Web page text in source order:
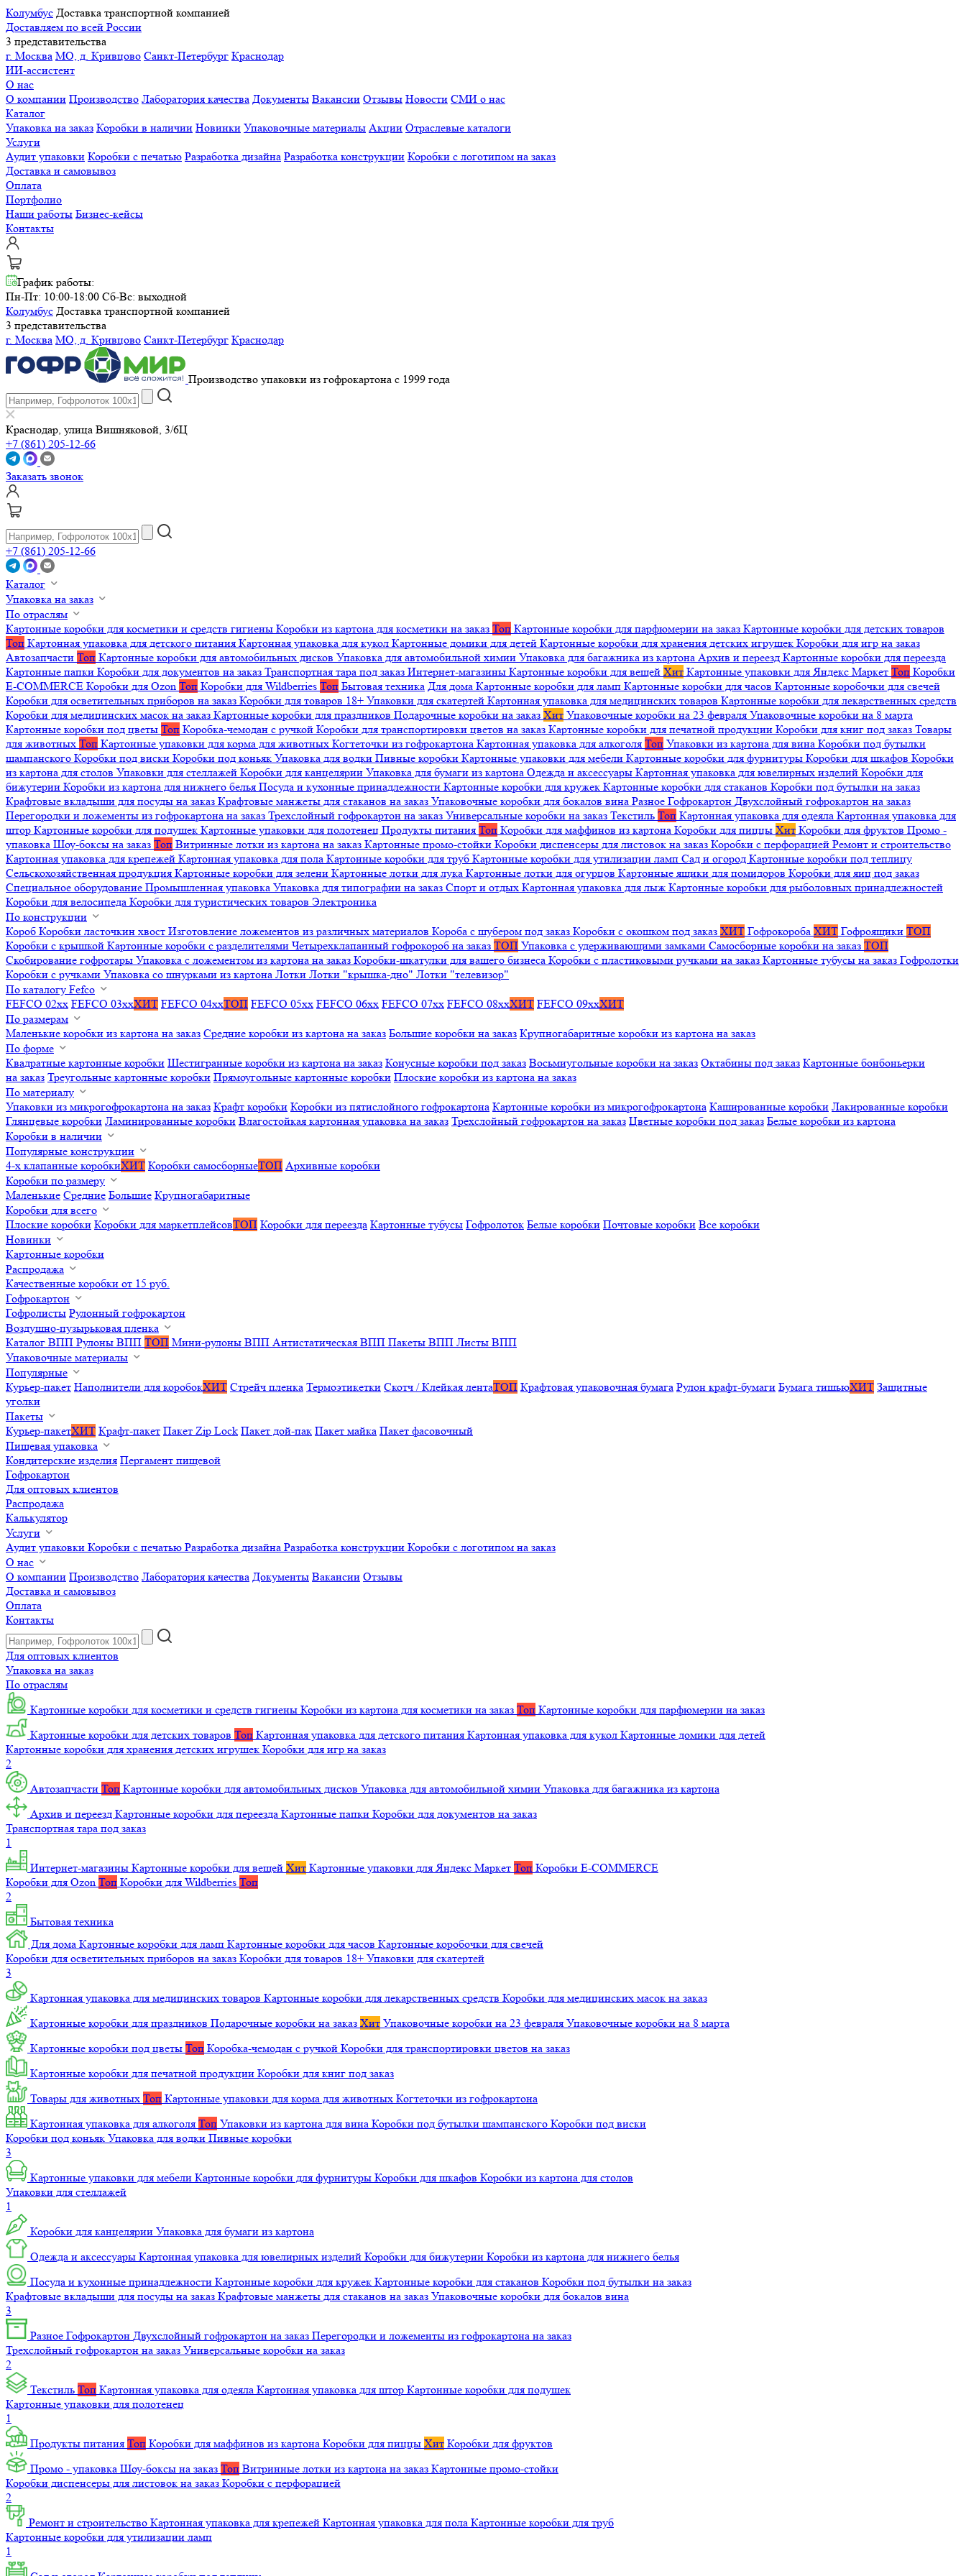
Колумбус Доставка транспортной компанией
Доставляем по всей России
3 представительства
г. Москва МО, д. Кривцово Санкт-Петербург Краснодар
ИИ-ассистент
О нас
О компании Производство Лаборатория качества Документы Вакансии Отзывы Новости СМИ о нас
Каталог
Упаковка на заказ Коробки в наличии Новинки Упаковочные материалы Акции Отраслевые каталоги
Услуги
Аудит упаковки Коробки с печатью Разработка дизайна Разработка конструкции Коробки с логотипом на заказ
Доставка и самовывоз
Оплата
Портфолио
Наши работы Бизнес-кейсы
Контакты
График работы:
Пн-Пт: 10:00-18:00 Сб-Вс: выходной
Колумбус Доставка транспортной компанией
3 представительства
г. Москва МО, д. Кривцово Санкт-Петербург Краснодар
Производство упаковки из гофрокартона с 1999 года
Краснодар, улица Вишняковой, 3/6Ц
+7 (861) 205-12-66
Заказать звонок
+7 (861) 205-12-66
Каталог
Упаковка на заказ
По отраслям
Картонные коробки для косметики и средств гигиены Коробки из картона для косметики на заказ Топ Картонные коробки для парфюмерии на заказ Картонные коробки для детских товаров
Топ Картонная упаковка для детского питания Картонная упаковка для кукол Картонные домики для детей Картонные коробки для хранения детских игрушек Коробки для игр на заказ
Автозапчасти Топ Картонные коробки для автомобильных дисков Упаковка для автомобильной химии Упаковка для багажника из картона Архив и переезд Картонные коробки для переезда
Картонные папки Коробки для документов на заказ Транспортная тара под заказ Интернет-магазины Картонные коробки для вещей Хит Картонные упаковки для Яндекс Маркет Топ Коробки
E-COMMERCE Коробки для Ozon Топ Коробки для Wildberries Топ Бытовая техника Для дома Картонные коробки для ламп Картонные коробки для часов Картонные коробочки для свечей
Коробки для осветительных приборов на заказ Коробки для товаров 18+ Упаковки для скатертей Картонная упаковка для медицинских товаров Картонные коробки для лекарственных средств
Коробки для медицинских масок на заказ Картонные коробки для праздников Подарочные коробки на заказ Хит Упаковочные коробки на 23 февраля Упаковочные коробки на 8 марта
Картонные коробки под цветы Топ Коробка-чемодан с ручкой Коробки для транспортировки цветов на заказ Картонные коробки для печатной продукции Коробки для книг под заказ Товары
для животных Топ Картонные упаковки для корма для животных Когтеточки из гофрокартона Картонная упаковка для алкоголя Топ Упаковки из картона для вина Коробки под бутылки
шампанского Коробки под виски Коробки под коньяк Упаковка для водки Пивные коробки Картонные упаковки для мебели Картонные коробки для фурнитуры Коробки для шкафов Коробки
из картона для столов Упаковки для стеллажей Коробки для канцелярии Упаковка для бумаги из картона Одежда и аксессуары Картонная упаковка для ювелирных изделий Коробки для
бижутерии Коробки из картона для нижнего белья Посуда и кухонные принадлежности Картонные коробки для кружек Картонные коробки для стаканов Коробки под бутылки на заказ
Крафтовые вкладыши для посуды на заказ Крафтовые манжеты для стаканов на заказ Упаковочные коробки для бокалов вина Разное Гофрокартон Двухслойный гофрокартон на заказ
Перегородки и ложементы из гофрокартона на заказ Трехслойный гофрокартон на заказ Универсальные коробки на заказ Текстиль Топ Картонная упаковка для одеяла Картонная упаковка для
штор Картонные коробки для подушек Картонные упаковки для полотенец Продукты питания Топ Коробки для маффинов из картона Коробки для пиццы Хит Коробки для фруктов Промо -
упаковка Шоу-боксы на заказ Топ Витринные лотки из картона на заказ Картонные промо-стойки Коробки диспенсеры для листовок на заказ Коробки с перфорацией Ремонт и строительство
Картонная упаковка для крепежей Картонная упаковка для пола Картонные коробки для труб Картонные коробки для утилизации ламп Сад и огород Картонные коробки под теплицу
Сельскохозяйственная продукция Картонные коробки для зелени Картонные лотки для лука Картонные лотки для огурцов Картонные ящики для помидоров Коробки для яиц под заказ
Специальное оборудование Промышленная упаковка Упаковка для типографии на заказ Спорт и отдых Картонная упаковка для лыж Картонные коробки для рыболовных принадлежностей
Коробки для велосипеда Коробки для туристических товаров Электроника
По конструкции
Короб Коробки ласточкин хвост Изготовление ложементов из различных материалов Короба с шубером под заказ Коробки с окошком под заказ ХИТ Гофрокороба ХИТ Гофроящики ТОП
Коробки с крышкой Картонные коробки с разделителями Четырехклапанный гофрокороб на заказ ТОП Упаковка с удерживающими замками Самосборные коробки на заказ ТОП
Скобирование гофротары Упаковка с ложементом из картона на заказ Коробки-шкатулки для вашего бизнеса Коробки с пластиковыми ручками на заказ Картонные тубусы на заказ Гофролотки
Коробки с ручками Упаковка со шнурками из картона Лотки Лотки "крышка-дно" Лотки "телевизор"
По каталогу Fefco
FEFCO 02xx FEFCO 03xxХИТ FEFCO 04xxТОП FEFCO 05xx FEFCO 06xx FEFCO 07xx FEFCO 08xxХИТ FEFCO 09xxХИТ
По размерам
Маленькие коробки из картона на заказ Средние коробки из картона на заказ Большие коробки на заказ Крупногабаритные коробки из картона на заказ
По форме
Квадратные картонные коробки Шестигранные коробки из картона на заказ Конусные коробки под заказ Восьмиугольные коробки на заказ Октабины под заказ Картонные бонбоньерки
на заказ Треугольные картонные коробки Прямоугольные картонные коробки Плоские коробки из картона на заказ
По материалу
Упаковки из микрогофрокартона на заказ Крафт коробки Коробки из пятислойного гофрокартона Картонные коробки из микрогофрокартона Кашированные коробки Лакированные коробки
Глянцевые коробки Ламинированные коробки Влагостойкая картонная упаковка на заказ Трехслойный гофрокартон на заказ Цветные коробки под заказ Белые коробки из картона
Коробки в наличии
Популярные конструкции
4-х клапанные коробкиХИТ Коробки самосборныеТОП Архивные коробки
Коробки по размеру
Маленькие Средние Большие Крупногабаритные
Коробки для всего
Плоские коробки Коробки для маркетплейсовТОП Коробки для переезда Картонные тубусы Гофролоток Белые коробки Почтовые коробки Все коробки
Новинки
Картонные коробки
Распродажа
Качественные коробки от 15 руб.
Гофрокартон
Гофролисты Рулонный гофрокартон
Воздушно-пузырьковая пленка
Каталог ВПП Рулоны ВПП ТОП Мини-рулоны ВПП Антистатическая ВПП Пакеты ВПП Листы ВПП
Упаковочные материалы
Популярные
Курьер-пакет Наполнители для коробокХИТ Стрейч пленка Термоэтикетки Скотч / Клейкая лентаТОП Крафтовая упаковочная бумага Рулон крафт-бумаги Бумага тишьюХИТ Защитные
уголки
Пакеты
Курьер-пакетХИТ Крафт-пакет Пакет Zip Lock Пакет дой-пак Пакет майка Пакет фасовочный
Пищевая упаковка
Кондитерские изделия Пергамент пищевой
Гофрокартон
Для оптовых клиентов
Распродажа
Калькулятор
Услуги
Аудит упаковки Коробки с печатью Разработка дизайна Разработка конструкции Коробки с логотипом на заказ
О нас
О компании Производство Лаборатория качества Документы Вакансии Отзывы
Доставка и самовывоз
Оплата
Контакты
Для оптовых клиентов
Упаковка на заказ
По отраслям
Картонные коробки для косметики и средств гигиены Коробки из картона для косметики на заказ Топ Картонные коробки для парфюмерии на заказ
Картонные коробки для детских товаров Топ Картонная упаковка для детского питания Картонная упаковка для кукол Картонные домики для детей
Картонные коробки для хранения детских игрушек Коробки для игр на заказ
2
Автозапчасти Топ Картонные коробки для автомобильных дисков Упаковка для автомобильной химии Упаковка для багажника из картона
Архив и переезд Картонные коробки для переезда Картонные папки Коробки для документов на заказ
Транспортная тара под заказ
1
Интернет-магазины Картонные коробки для вещей Хит Картонные упаковки для Яндекс Маркет Топ Коробки E-COMMERCE
Коробки для Ozon Топ Коробки для Wildberries Топ
2
Бытовая техника
Для дома Картонные коробки для ламп Картонные коробки для часов Картонные коробочки для свечей
Коробки для осветительных приборов на заказ Коробки для товаров 18+ Упаковки для скатертей
3
Картонная упаковка для медицинских товаров Картонные коробки для лекарственных средств Коробки для медицинских масок на заказ
Картонные коробки для праздников Подарочные коробки на заказ Хит Упаковочные коробки на 23 февраля Упаковочные коробки на 8 марта
Картонные коробки под цветы Топ Коробка-чемодан с ручкой Коробки для транспортировки цветов на заказ
Картонные коробки для печатной продукции Коробки для книг под заказ
Товары для животных Топ Картонные упаковки для корма для животных Когтеточки из гофрокартона
Картонная упаковка для алкоголя Топ Упаковки из картона для вина Коробки под бутылки шампанского Коробки под виски
Коробки под коньяк Упаковка для водки Пивные коробки
3
Картонные упаковки для мебели Картонные коробки для фурнитуры Коробки для шкафов Коробки из картона для столов
Упаковки для стеллажей
1
Коробки для канцелярии Упаковка для бумаги из картона
Одежда и аксессуары Картонная упаковка для ювелирных изделий Коробки для бижутерии Коробки из картона для нижнего белья
Посуда и кухонные принадлежности Картонные коробки для кружек Картонные коробки для стаканов Коробки под бутылки на заказ
Крафтовые вкладыши для посуды на заказ Крафтовые манжеты для стаканов на заказ Упаковочные коробки для бокалов вина
3
Разное Гофрокартон Двухслойный гофрокартон на заказ Перегородки и ложементы из гофрокартона на заказ
Трехслойный гофрокартон на заказ Универсальные коробки на заказ
2
Текстиль Топ Картонная упаковка для одеяла Картонная упаковка для штор Картонные коробки для подушек
Картонные упаковки для полотенец
1
Продукты питания Топ Коробки для маффинов из картона Коробки для пиццы Хит Коробки для фруктов
Промо - упаковка Шоу-боксы на заказ Топ Витринные лотки из картона на заказ Картонные промо-стойки
Коробки диспенсеры для листовок на заказ Коробки с перфорацией
2
Ремонт и строительство Картонная упаковка для крепежей Картонная упаковка для пола Картонные коробки для труб
Картонные коробки для утилизации ламп
1